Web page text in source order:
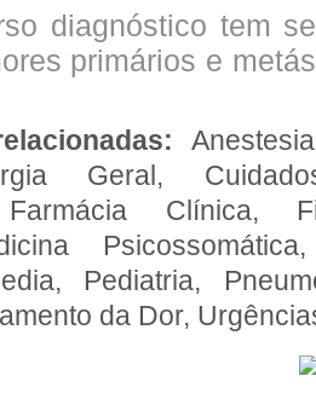
diagnóstico tem
primários e
Geral,
Farmácia Clínica,
Pediatria,
da Dor,